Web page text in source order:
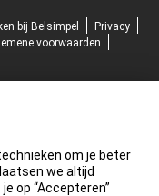
bij Belsimpel
Privacy
voorwaarden
om je beter
we altijd
op “Accepteren”